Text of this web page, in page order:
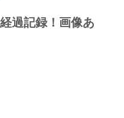
過記録！画像あ